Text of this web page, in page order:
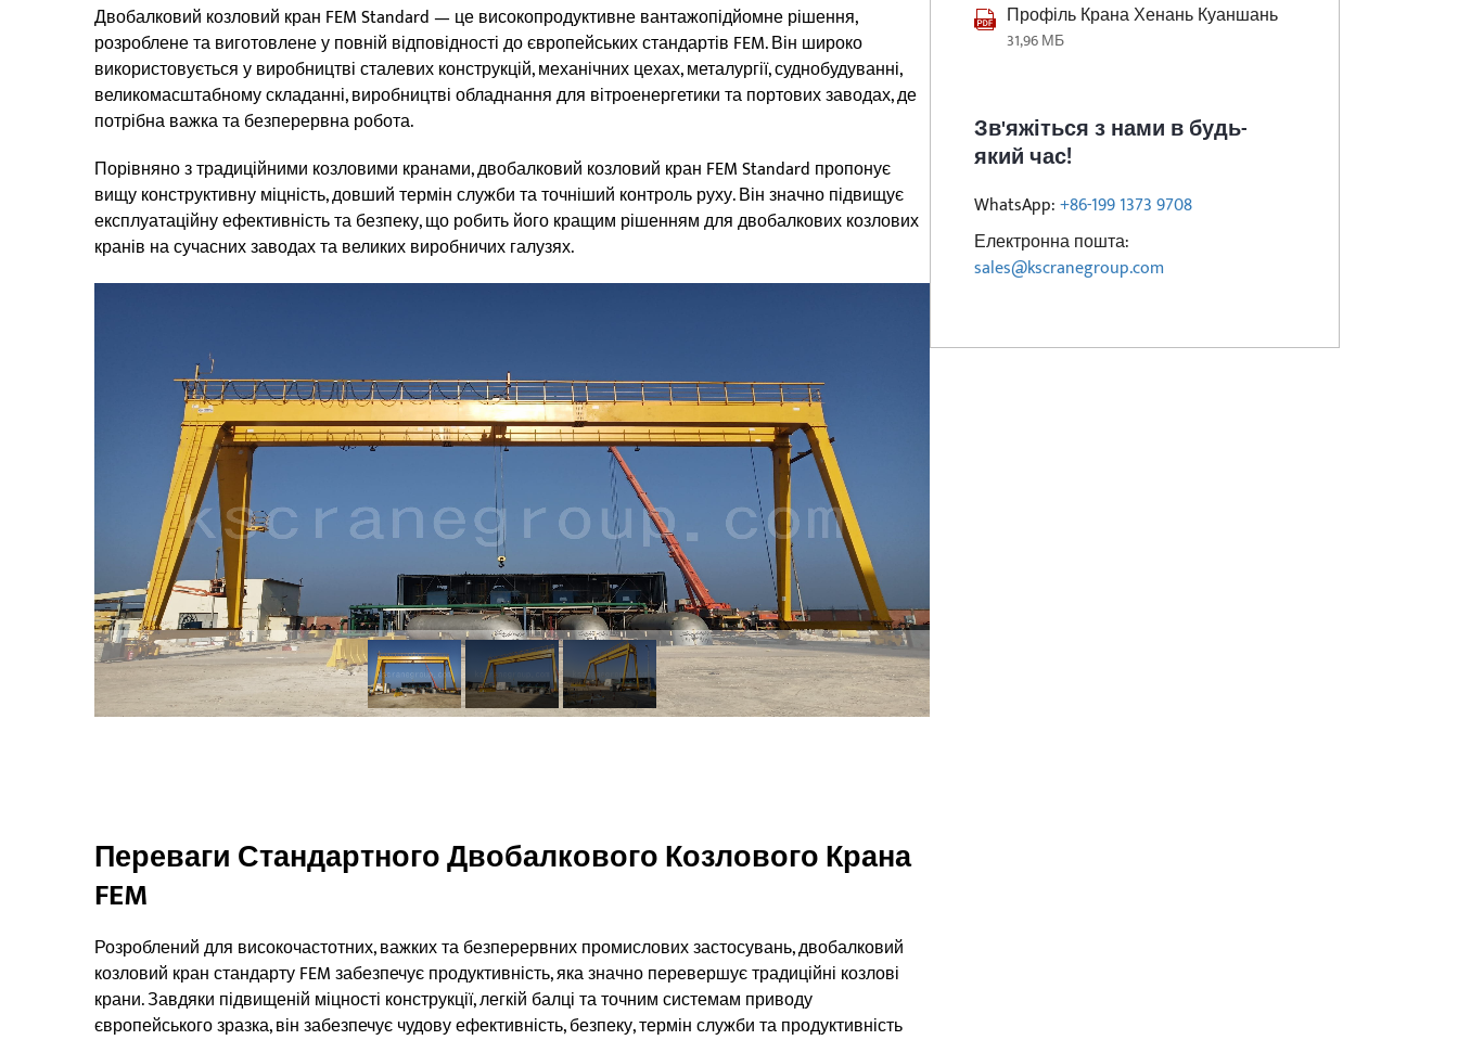
Двобалковий козловий кран FEM Standard — це високопродуктивне вантажопідйомне рішення,
розроблене та виготовлене у повній відповідності до європейських стандартів FEM. Він широко
використовується у виробництві сталевих конструкцій, механічних цехах, металургії, суднобудуванні,
великомасштабному складанні, виробництві обладнання для вітроенергетики та портових заводах, де
потрібна важка та безперервна робота.
Порівняно з традиційними козловими кранами, двобалковий козловий кран FEM Standard пропонує
вищу конструктивну міцність, довший термін служби та точніший контроль руху. Він значно підвищує
експлуатаційну ефективність та безпеку, що робить його кращим рішенням для двобалкових козлових
кранів на сучасних заводах та великих виробничих галузях.
Переваги Стандартного Двобалкового Козлового Крана
FEM
Розроблений для високочастотних, важких та безперервних промислових застосувань, двобалковий
козловий кран стандарту FEM забезпечує продуктивність, яка значно перевершує традиційні козлові
крани. Завдяки підвищеній міцності конструкції, легкій балці та точним системам приводу
європейського зразка, він забезпечує чудову ефективність, безпеку, термін служби та продуктивність
Профіль Крана Хенань Куаншань
31,96 МБ
Зв'яжіться з нами в будь-
який час!
WhatsApp:+86-199 1373 9708
Електронна пошта:
sales@kscranegroup.com